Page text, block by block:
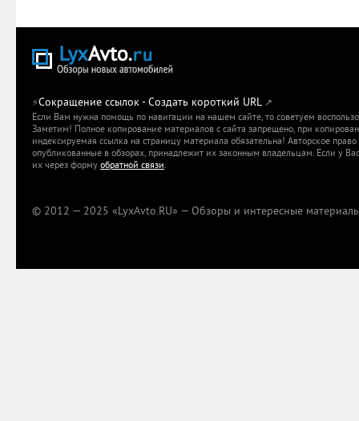
⚡Сокращение ссылок - Создать короткий URL ↗
Если Вам нужна помощь по навигации на нашем сайте, то советуем
Заметим! Полное копирование материалов с сайта запрещено, при
индексируемая ссылка на страницу материала обязательна! Авторское
опубликованные в обзорах, принадлежит их законным владельцам. Если у
их через форму обратной связи.
© 2012 — 2025 «LyxAvto.RU» — Обзоры и интересные